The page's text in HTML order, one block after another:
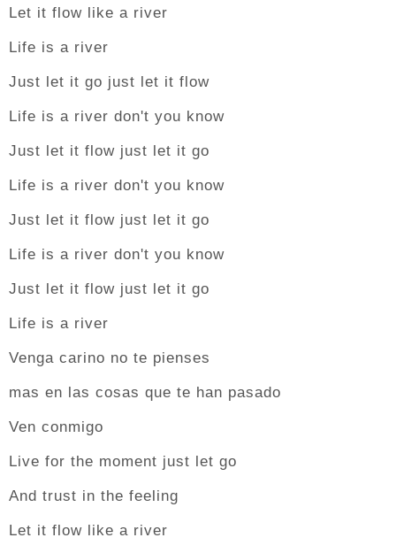
Let it flow like a river
Life is a river
Just let it go just let it flow
Life is a river don't you know
Just let it flow just let it go
Life is a river don't you know
Just let it flow just let it go
Life is a river don't you know
Just let it flow just let it go
Life is a river
Venga carino no te pienses
mas en las cosas que te han pasado
Ven conmigo
Live for the moment just let go
And trust in the feeling
Let it flow like a river